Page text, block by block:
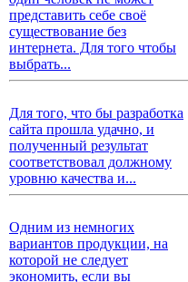
представить себе своё
существование без
интернета. Для того чтобы
выбрать...
Для того, что бы разработка
сайта прошла удачно, и
полученный результат
соответствовал должному
уровню качества и...
Одним из немногих
вариантов продукции, на
которой не следует
экономить, если вы